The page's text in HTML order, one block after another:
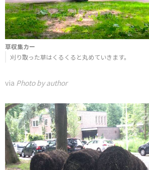
草収集カー
刈り取った草はくるくると丸めていきます。
via Photo by author